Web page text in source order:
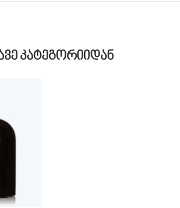
Კატეგორიიდან